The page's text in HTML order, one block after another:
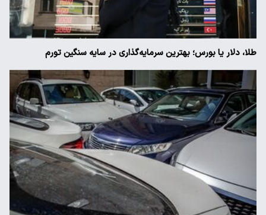
طلا، دلار یا بورس؛ بهترین سرمایه‌گذاری در سایه سنگین تورم